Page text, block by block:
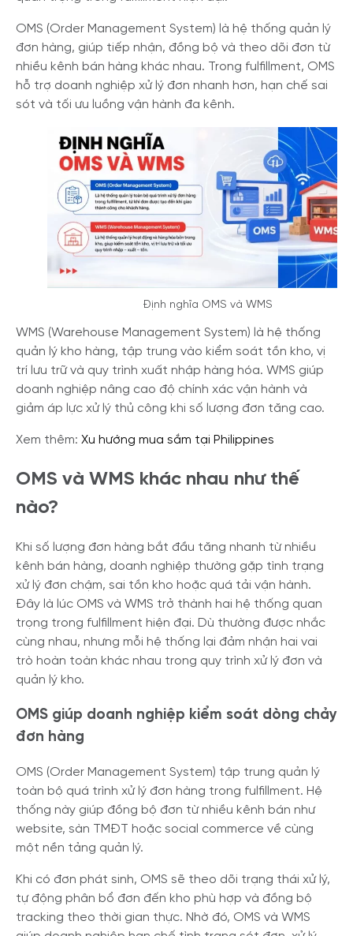
OMS (Order Management System) là hệ thống quản lý
đơn hàng, giúp tiếp nhận, đồng bộ và theo dõi đơn từ
nhiều kênh bán hàng khác nhau. Trong fulfillment, OMS
hỗ trợ doanh nghiệp xử lý đơn nhanh hơn, hạn chế sai
sót và tối ưu luồng vận hành đa kênh.
Định nghĩa OMS và WMS
WMS (Warehouse Management System) là hệ thống
quản lý kho hàng, tập trung vào kiểm soát tồn kho, vị
trí lưu trữ và quy trình xuất nhập hàng hóa. WMS giúp
doanh nghiệp nâng cao độ chính xác vận hành và
giảm áp lực xử lý thủ công khi số lượng đơn tăng cao.
Xem thêm: Xu hướng mua sắm tại Philippines
OMS và WMS khác nhau như thế
nào?
Khi số lượng đơn hàng bắt đầu tăng nhanh từ nhiều
kênh bán hàng, doanh nghiệp thường gặp tình trạng
xử lý đơn chậm, sai tồn kho hoặc quá tải vận hành.
Đây là lúc OMS và WMS trở thành hai hệ thống quan
trọng trong fulfillment hiện đại. Dù thường được nhắc
cùng nhau, nhưng mỗi hệ thống lại đảm nhận hai vai
trò hoàn toàn khác nhau trong quy trình xử lý đơn và
quản lý kho.
OMS giúp doanh nghiệp kiểm soát dòng chảy
đơn hàng
OMS (Order Management System) tập trung quản lý
toàn bộ quá trình xử lý đơn hàng trong fulfillment. Hệ
thống này giúp đồng bộ đơn từ nhiều kênh bán như
website, sàn TMĐT hoặc social commerce về cùng
một nền tảng quản lý.
Khi có đơn phát sinh, OMS sẽ theo dõi trạng thái xử lý,
tự động phân bổ đơn đến kho phù hợp và đồng bộ
tracking theo thời gian thực. Nhờ đó, OMS và WMS